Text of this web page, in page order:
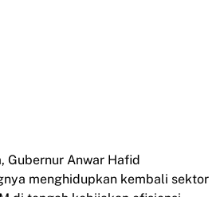
Gubernur Anwar Hafid
menghidupkan kembali sektor